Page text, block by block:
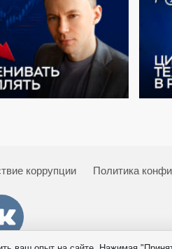
коррупции Политика